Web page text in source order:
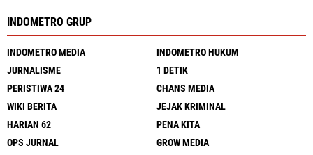
INDOMETRO GRUP
INDOMETRO MEDIA
INDOMETRO HUKUM
JURNALISME
1 DETIK
PERISTIWA 24
CHANS MEDIA
WIKI BERITA
JEJAK KRIMINAL
HARIAN 62
PENA KITA
OPS JURNAL
GROW MEDIA